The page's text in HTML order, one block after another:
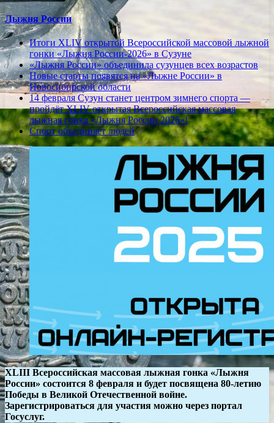
Лыжня России
Итоги XLIV открытой Всероссийской массовой лыжной
гонки «Лыжня России-2026» в Сузуне
«Лыжня России» объединила сузунцев всех возрастов
Новые старты появятся на «Лыжне России» в
Новосибирской области
14 февраля Сузун станет центром зимнего спорта —
пройдёт XLIV открытая Всероссийская массовая
лыжная гонка «Лыжня России 2026»!
Спорт объединяет людей
XLIII Всероссийская массовая лыжная гонка «Лыжня
России» состоится 8 февраля и будет посвящена 80-летию
Победы в Великой Отечественной войне.
Зарегистрироваться для участия можно через портал
Госуслуг.